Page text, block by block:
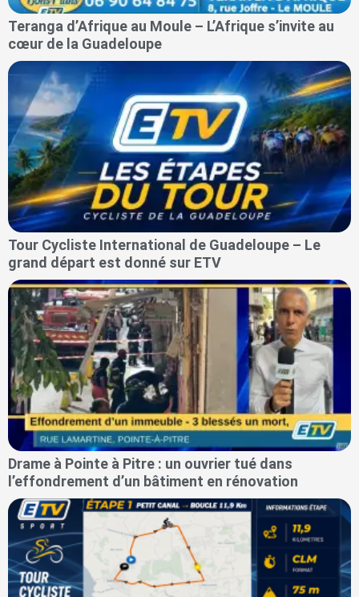
Teranga d’Afrique au Moule – L’Afrique s’invite au
cœur de la Guadeloupe
Tour Cycliste International de Guadeloupe – Le
grand départ est donné sur ETV
Drame à Pointe à Pitre : un ouvrier tué dans
l’effondrement d’un bâtiment en rénovation